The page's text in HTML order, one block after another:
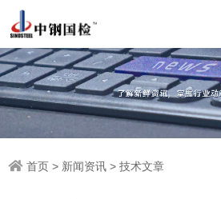
首页 > 新闻资讯 > 技术文章